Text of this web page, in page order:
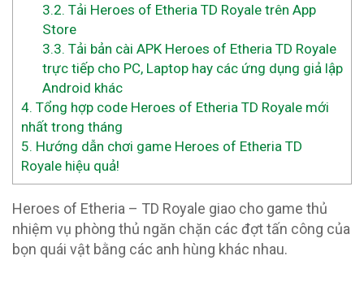
3.2. Tải Heroes of Etheria TD Royale trên App
Store
3.3. Tải bản cài APK Heroes of Etheria TD Royale
trực tiếp cho PC, Laptop hay các ứng dụng giả lập
Android khác
4. Tổng hợp code Heroes of Etheria TD Royale mới
nhất trong tháng
5. Hướng dẫn chơi game Heroes of Etheria TD
Royale hiệu quả!
Heroes of Etheria – TD Royale giao cho game thủ
nhiệm vụ phòng thủ ngăn chặn các đợt tấn công của
bọn quái vật bằng các anh hùng khác nhau.